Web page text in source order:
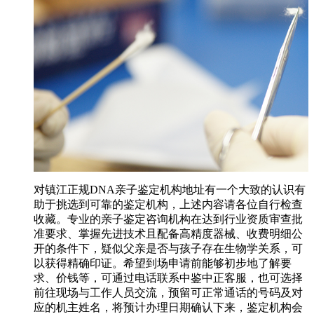
对镇江正规DNA亲子鉴定机构地址有一个大致的认识有
助于挑选到可靠的鉴定机构，上述内容请各位自行检查
收藏。专业的亲子鉴定咨询机构在达到行业资质审查批
准要求、掌握先进技术且配备高精度器械、收费明细公
开的条件下，疑似父亲是否与孩子存在生物学关系，可
以获得精确印证。希望到场申请前能够初步地了解要
求、价钱等，可通过电话联系中鉴中正客服，也可选择
前往现场与工作人员交流，预留可正常通话的号码及对
应的机主姓名，将预计办理日期确认下来，鉴定机构会